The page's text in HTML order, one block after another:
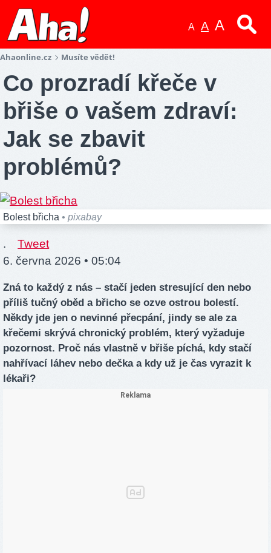
A A A
Ahaonline.cz Musíte vědět!
Co prozradí křeče v
břiše o vašem zdraví:
Jak se zbavit
problémů?
Bolest břicha • pixabay
.
Tweet
6. června 2026 • 05:04
Zná to každý z nás – stačí jeden stresující den nebo
příliš tučný oběd a břicho se ozve ostrou bolestí.
Někdy jde jen o nevinné přecpání, jindy se ale za
křečemi skrývá chronický problém, který vyžaduje
pozornost. Proč nás vlastně v břiše píchá, kdy stačí
nahřívací láhev nebo dečka a kdy už je čas vyrazit k
lékaři?